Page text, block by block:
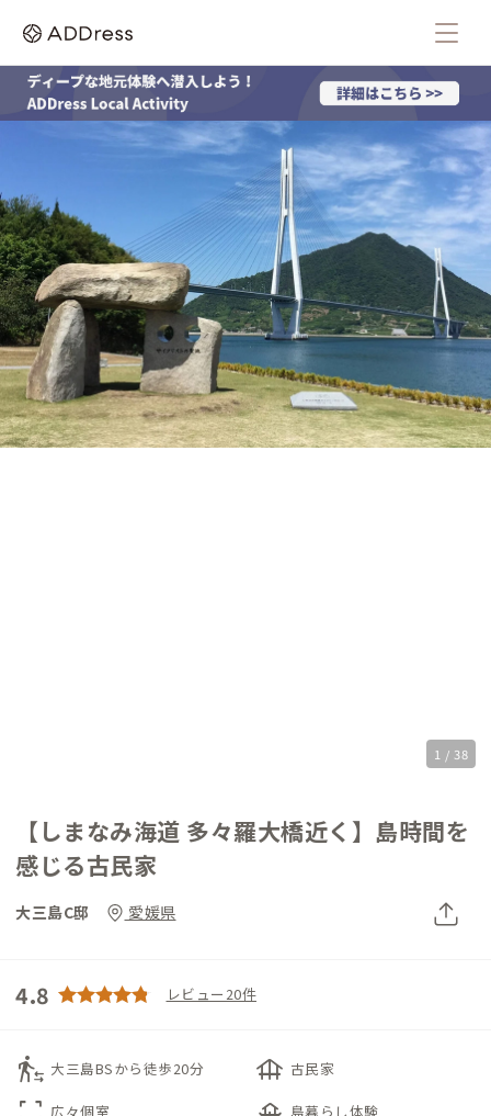
1 / 38
【しまなみ海道 多々羅大橋近く】島時間を
感じる古民家
大三島C邸 愛媛県
4.8 レビュー20件
transfer_within_a_station 大三島BSから徒歩20分 foundation 古民家
広々個室 島暮らし体験